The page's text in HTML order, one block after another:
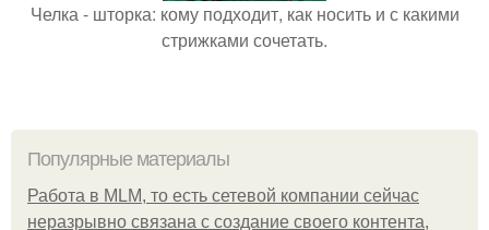
Челка - шторка: кому подходит, как носить и с какими
стрижками сочетать.
Популярные материалы
Работа в MLM, то есть сетевой компании сейчас
неразрывно связана с создание своего контента,